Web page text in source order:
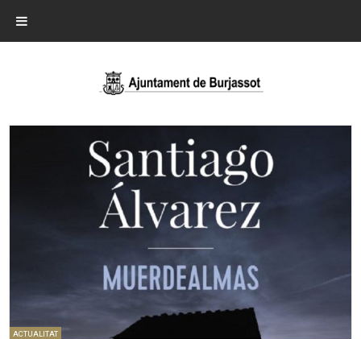
ACTUALITAT